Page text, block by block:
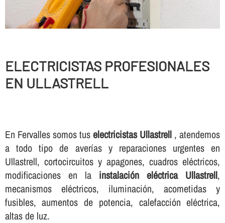
ELECTRICISTAS PROFESIONALES
EN ULLASTRELL
En Fervalles somos tuselectricistas Ullastrell , atendemos
a todo tipo de averí­as y reparaciones urgentes en
Ullastrell, cortocircuitos y apagones, cuadros eléctricos,
modificaciones en la instalación eléctrica Ullastrell,
mecanismos eléctricos, iluminación, acometidas y
fusibles, aumentos de potencia, calefacción eléctrica,
altas de luz.